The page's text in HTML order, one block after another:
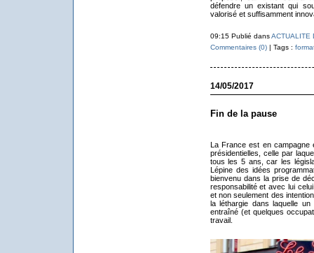
défendre un existant qui
valorisé et suffisamment
09:15 Publié dansACTUALITE
Commentaires (0)| Tags :
14/05/2017
Fin de la pause
La France est en campagne
présidentielles, celle par
tous les 5 ans, car les
Lépine des idées
bienvenu dans la prise de
responsabilité et avec lui
et non seulement des
la léthargie dans laquelle
entraîné (et quelques
travail.